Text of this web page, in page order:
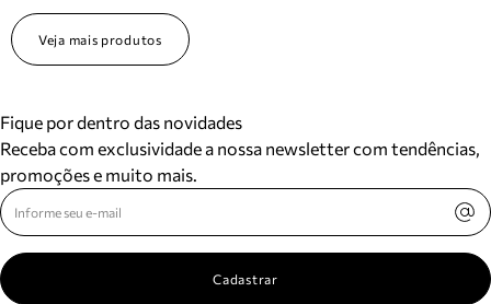
Veja mais produtos
Fique por dentro das novidades
Receba com exclusividade a nossa newsletter com tendências,
promoções e muito mais.
Cadastrar